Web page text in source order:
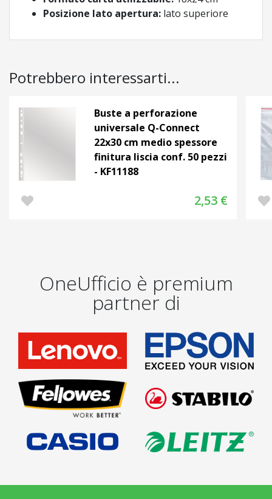
Posizione lato apertura: lato superiore
Potrebbero interessarti...
Buste a perforazione
universale Q-Connect
22x30 cm medio spessore
finitura liscia conf. 50 pezzi
- KF11188
2,53 €
OneUfficio è premium
partner di